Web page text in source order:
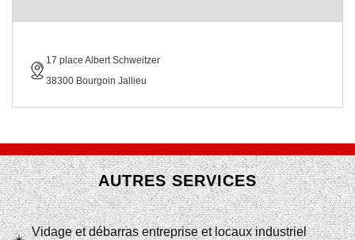
17 place Albert Schweitzer
38300 Bourgoin Jallieu
AUTRES SERVICES
Vidage et débarras entreprise et locaux industriel